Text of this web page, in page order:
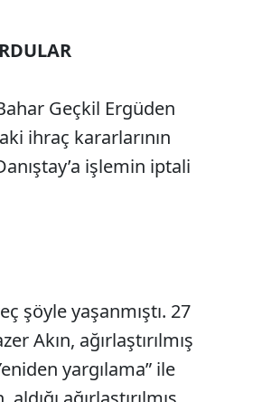
Geçkil Ergüden
ihraç kararlarının
işlemin iptali
şöyle yaşanmıştı. 27
Akın, ağırlaştırılmış
yargılama” ile